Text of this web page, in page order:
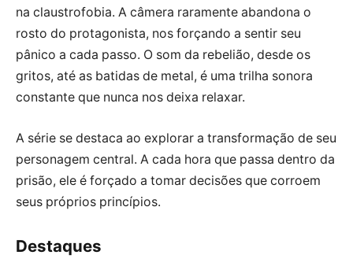
na claustrofobia. A câmera raramente abandona o
rosto do protagonista, nos forçando a sentir seu
pânico a cada passo. O som da rebelião, desde os
gritos, até as batidas de metal, é uma trilha sonora
constante que nunca nos deixa relaxar.
A série se destaca ao explorar a transformação de seu
personagem central. A cada hora que passa dentro da
prisão, ele é forçado a tomar decisões que corroem
seus próprios princípios.
Destaques